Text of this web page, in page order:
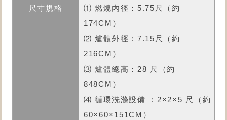
⑴ 燃燒內徑：5.75尺（約
174CM）
⑵ 爐體外徑：7.15尺（約
216CM）
⑶ 爐體總高：28 尺（約
848CM）
⑷ 循環洗滌設備 ：2×2×5 尺（約
60×60×151CM）